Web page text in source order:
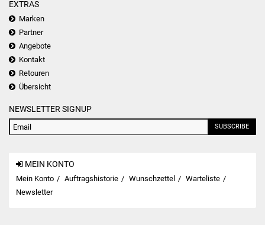
EXTRAS
Marken
Partner
Angebote
Kontakt
Retouren
Übersicht
NEWSLETTER SIGNUP
SUBSCRIBE
MEIN KONTO
Mein Konto Auftragshistorie Wunschzettel
Warteliste
Newsletter